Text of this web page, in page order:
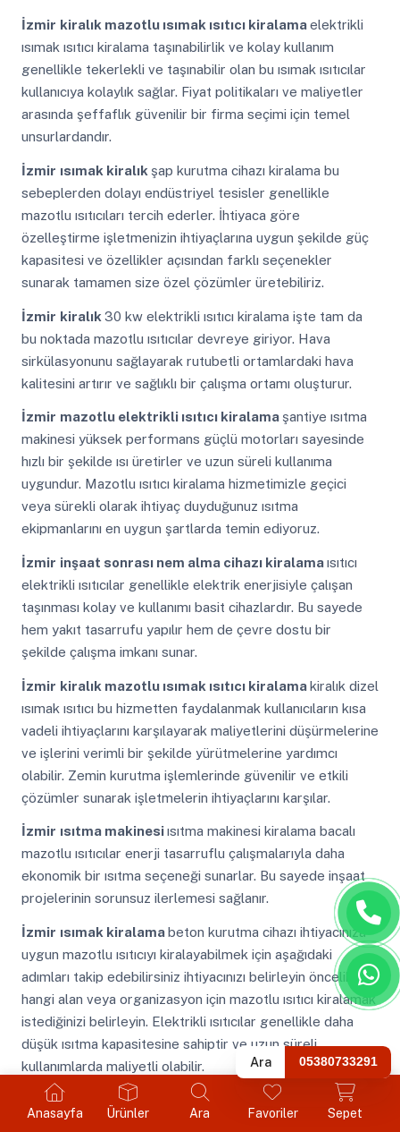
Anasayfa Ürünler Ara Favoriler Sepet
İzmir kiralık mazotlu ısımak ısıtıcı kiralamaelektrikli
ısımak ısıtıcı kiralama taşınabilirlik ve kolay kullanım
genellikle tekerlekli ve taşınabilir olan bu ısımak ısıtıcılar
kullanıcıya kolaylık sağlar. Fiyat politikaları ve maliyetler
arasında şeffaflık güvenilir bir firma seçimi için temel
unsurlardandır.
İzmir ısımak kiralık şap kurutma cihazı kiralama bu
sebeplerden dolayı endüstriyel tesisler genellikle
mazotlu ısıtıcıları tercih ederler. İhtiyaca göre
özelleştirme işletmenizin ihtiyaçlarına uygun şekilde güç
kapasitesi ve özellikler açısından farklı seçenekler
sunarak tamamen size özel çözümler üretebiliriz.
İzmir kiralık 30 kw elektrikli ısıtıcı kiralama işte tam da
bu noktada mazotlu ısıtıcılar devreye giriyor. Hava
sirkülasyonunu sağlayarak rutubetli ortamlardaki hava
kalitesini artırır ve sağlıklı bir çalışma ortamı oluşturur.
İzmir mazotlu elektrikli ısıtıcı kiralama şantiye ısıtma
makinesi yüksek performans güçlü motorları sayesinde
hızlı bir şekilde ısı üretirler ve uzun süreli kullanıma
uygundur. Mazotlu ısıtıcı kiralama hizmetimizle geçici
veya sürekli olarak ihtiyaç duyduğunuz ısıtma
ekipmanlarını en uygun şartlarda temin ediyoruz.
İzmir inşaat sonrası nem alma cihazı kiralamaısıtıcı
elektrikli ısıtıcılar genellikle elektrik enerjisiyle çalışan
taşınması kolay ve kullanımı basit cihazlardır. Bu sayede
hem yakıt tasarrufu yapılır hem de çevre dostu bir
şekilde çalışma imkanı sunar.
İzmir kiralık mazotlu ısımak ısıtıcı kiralamakiralık dizel
ısımak ısıtıcı bu hizmetten faydalanmak kullanıcıların kısa
vadeli ihtiyaçlarını karşılayarak maliyetlerini düşürmelerine
ve işlerini verimli bir şekilde yürütmelerine yardımcı
olabilir. Zemin kurutma işlemlerinde güvenilir ve etkili
çözümler sunarak işletmelerin ihtiyaçlarını karşılar.
İzmir ısıtma makinesiısıtma makinesi kiralama bacalı
mazotlu ısıtıcılar enerji tasarruflu çalışmalarıyla daha
ekonomik bir ısıtma seçeneği sunarlar. Bu sayede inşaat
projelerinin sorunsuz ilerlemesi sağlanır.
İzmir ısımak kiralamabeton kurutma cihazı ihtiyacınıza
uygun mazotlu ısıtıcıyı kiralayabilmek için aşağıdaki
adımları takip edebilirsiniz ihtiyacınızı belirleyin öncelikle
hangi alan veya organizasyon için mazotlu ısıtıcı kiralamak
istediğinizi belirleyin. Elektrikli ısıtıcılar genellikle daha
düşük ısıtma kapasitesine sahiptir ve uzun süreli
kullanımlarda maliyetli olabilir.
İzmir kiralık mazotlu ısıtıcılar
inşaat ısıtma makinesi
ayrıca taşınabilir yapıları sayesinde istenilen alana
Ara 05380733291